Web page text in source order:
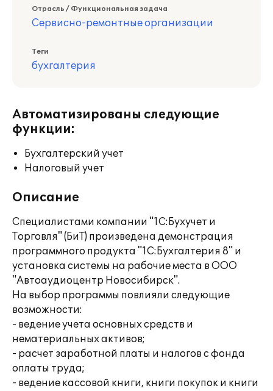
Отрасль / Функциональная задача
Сервисно-ремонтные организации
Теги
бухгалтерия
Автоматизированы следующие
функции:
Бухгалтерский учет
Налоговый учет
Описание
Специалистами компании "1С:Бухучет и
Торговля" (БиТ) произведена демонстрация
программного продукта "1С:Бухгалтерия 8" и
установка системы на рабочие места в ООО
"Автоаудиоцентр Новосибирск".
На выбор программы повлияли следующие
возможности:
- ведение учета основных средств и
нематериальных активов;
- расчет заработной платы и налогов с фонда
оплаты труда;
- ведение кассовой книги, книги покупок и книги